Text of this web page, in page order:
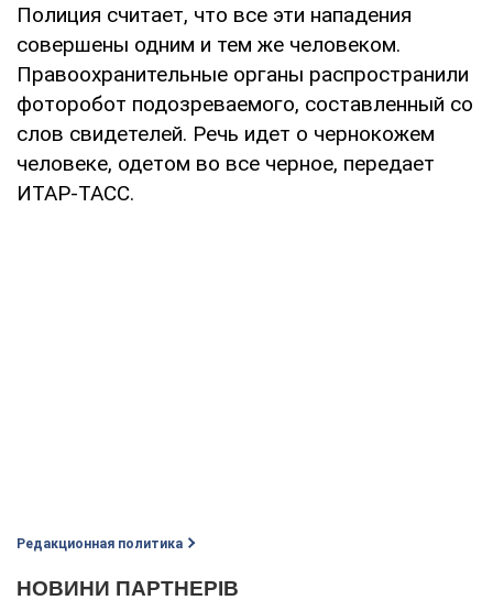
Полиция считает, что все эти нападения
совершены одним и тем же человеком.
Правоохранительные органы распространили
фоторобот подозреваемого, составленный со
слов свидетелей. Речь идет о чернокожем
человеке, одетом во все черное, передает
ИТАР-ТАСС.
Редакционная политика